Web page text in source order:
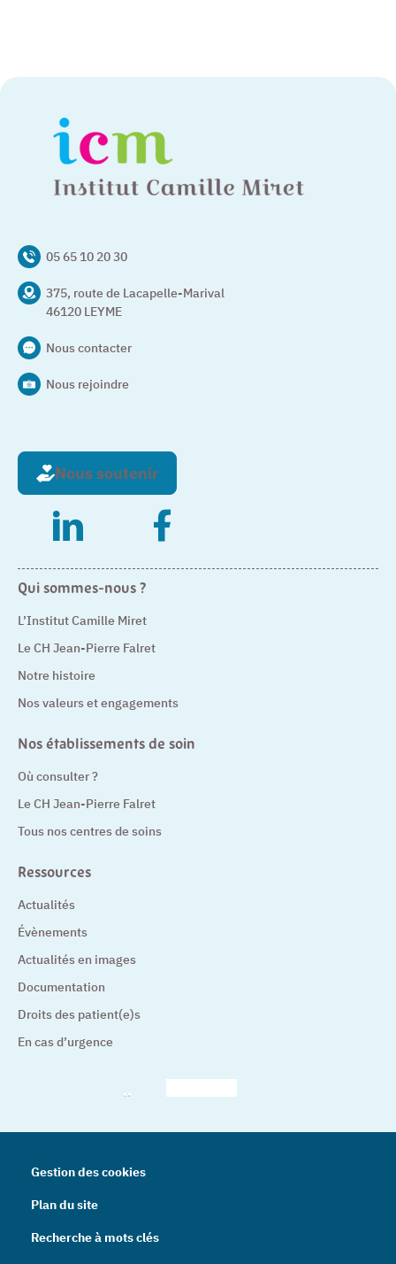
05 65 10 20 30
375, route de Lacapelle-Marival
46120 LEYME
Nous contacter
Nous rejoindre
Nous soutenir
– Nouvelle fenêtre– Nouvelle fenêtre
Qui sommes-nous ?
L’Institut Camille Miret
Le CH Jean-Pierre Falret
Notre histoire
Nos valeurs et engagements
Nos établissements de soin
Où consulter ?
Le CH Jean-Pierre Falret
Tous nos centres de soins
Ressources
Actualités
Évènements
Actualités en images
Documentation
Droits des patient(e)s
En cas d’urgence
Gestion des cookies
Plan du site
Recherche à mots clés